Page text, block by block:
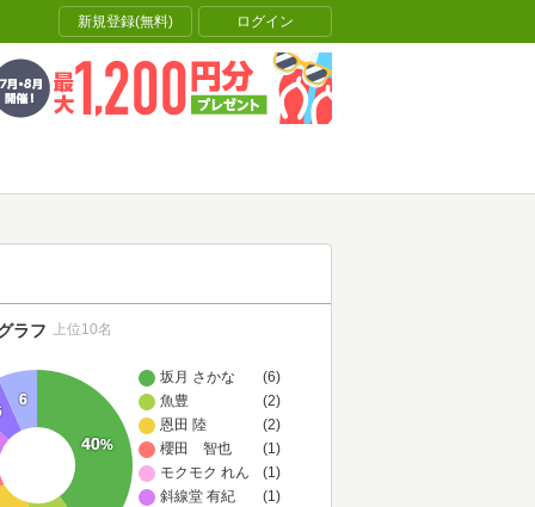
新規登録(無料) ログイン
坂月 さかな
(6)
魚豊
(2)
恩田 陸
(2)
櫻田 智也
(1)
モクモク れん
(1)
斜線堂 有紀
(1)
40%
6
ラフ 上位10名